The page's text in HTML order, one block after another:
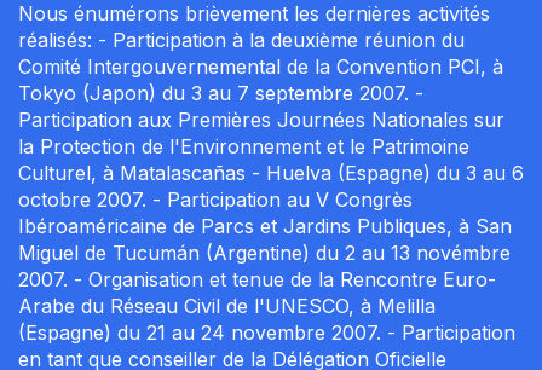
Nous énumérons brièvement les dernières activités
réalisés: - Participation à la deuxième réunion du
Comité Intergouvernemental de la Convention PCI, à
Tokyo (Japon) du 3 au 7 septembre 2007. -
Participation aux Premières Journées Nationales sur
la Protection de l'Environnement et le Patrimoine
Culturel, à Matalascañas - Huelva (Espagne) du 3 au 6
octobre 2007. - Participation au V Congrès
Ibéroaméricaine de Parcs et Jardins Publiques, à San
Miguel de Tucumán (Argentine) du 2 au 13 novémbre
2007. - Organisation et tenue de la Rencontre Euro-
Arabe du Réseau Civil de l'UNESCO, à Melilla
(Espagne) du 21 au 24 novembre 2007. - Participation
en tant que conseiller de la Délégation Oficielle